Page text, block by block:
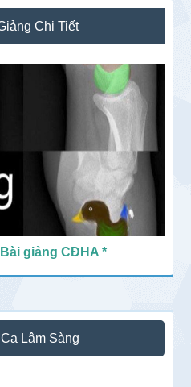
Chi Tiết
giảng CĐHA *
Lâm Sàng